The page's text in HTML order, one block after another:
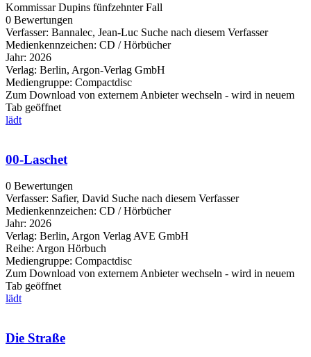
Kommissar Dupins fünfzehnter Fall
0 Bewertungen
Verfasser: Bannalec, Jean-Luc Suche nach diesem Verfasser
Medienkennzeichen: CD / Hörbücher
Jahr: 2026
Verlag: Berlin, Argon-Verlag GmbH
Mediengruppe: Compactdisc
Zum Download von externem Anbieter wechseln - wird in neuem
Tab geöffnet
lädt
00-Laschet
0 Bewertungen
Verfasser: Safier, David Suche nach diesem Verfasser
Medienkennzeichen: CD / Hörbücher
Jahr: 2026
Verlag: Berlin, Argon Verlag AVE GmbH
Reihe: Argon Hörbuch
Mediengruppe: Compactdisc
Zum Download von externem Anbieter wechseln - wird in neuem
Tab geöffnet
lädt
Die Straße